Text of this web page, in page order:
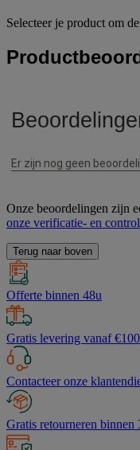
Selecteer je product om
Onze beoordelingen zijn
onze verificatie- en
Terug naar boven
Offerte binnen 48u
Gratis levering vanaf €100
Contacteer onze
Gratis retourneren binnen